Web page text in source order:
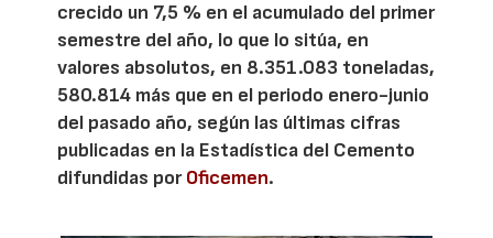
crecido un 7,5 % en el acumulado del primer
semestre del año, lo que lo sitúa, en
valores absolutos, en 8.351.083 toneladas,
580.814 más que en el periodo enero-junio
del pasado año, según las últimas cifras
publicadas en la Estadística del Cemento
difundidas porOficemen.